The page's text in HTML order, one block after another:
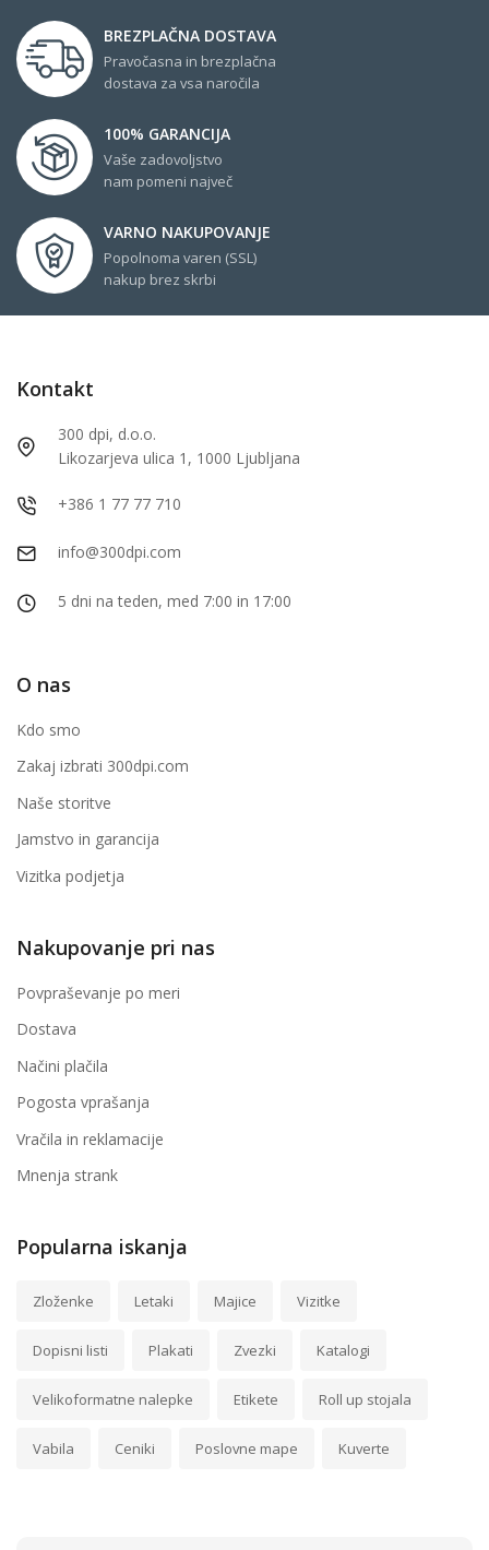
BREZPLAČNA DOSTAVA
Pravočasna in brezplačna
dostava za vsa naročila
100% GARANCIJA
Vaše zadovoljstvo
nam pomeni največ
VARNO NAKUPOVANJE
Popolnoma varen (SSL)
nakup brez skrbi
Kontakt
300 dpi, d.o.o.
Likozarjeva ulica 1, 1000 Ljubljana
+386 1 77 77 710
info@300dpi.com
5 dni na teden, med 7:00 in 17:00
O nas
Kdo smo
Zakaj izbrati 300dpi.com
Naše storitve
Jamstvo in garancija
Vizitka podjetja
Nakupovanje pri nas
Povpraševanje po meri
Dostava
Načini plačila
Pogosta vprašanja
Vračila in reklamacije
Mnenja strank
Popularna iskanja
Zloženke Letaki Majice Vizitke
Dopisni listi Plakati Zvezki Katalogi
Velikoformatne nalepke Etikete Roll up stojala
Vabila Ceniki Poslovne mape Kuverte